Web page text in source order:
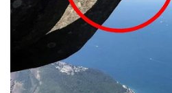
സാധാരണ നാലാം തലമുറ
കിലോമീറ്റർ ദൂരെ വച്ച്
സംവിധാനത്തിന് അഞ്ചാം
കിലോമീറ്റർ ദൂരെ വച്ച്